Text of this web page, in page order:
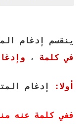
ينقسم إدغام
في كلمة
،
أولا: إدغام
ففي كلمة عنه